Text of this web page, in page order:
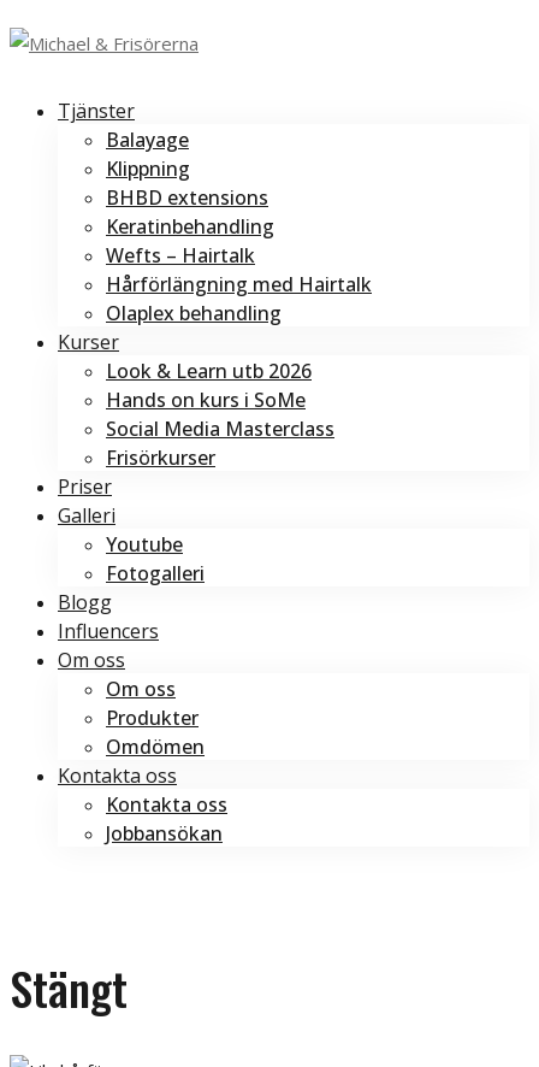
Tjänster
Balayage
Klippning
BHBD extensions
Keratinbehandling
Wefts – Hairtalk
Hårförlängning med Hairtalk
Olaplex behandling
Kurser
Look & Learn utb 2026
Hands on kurs i SoMe
Social Media Masterclass
Frisörkurser
Priser
Galleri
Youtube
Fotogalleri
Blogg
Influencers
Om oss
Om oss
Produkter
Omdömen
Kontakta oss
Kontakta oss
Jobbansökan
Stängt